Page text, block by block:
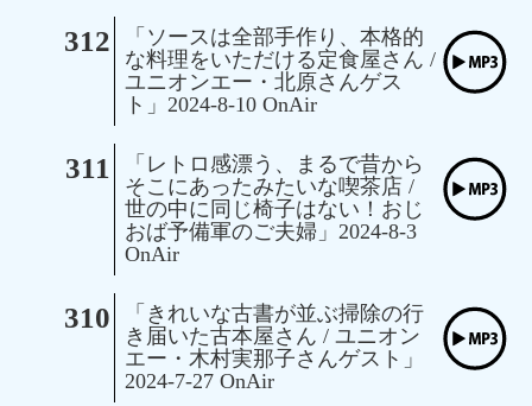
312
「ソースは全部手作り、本格的
な料理をいただける定食屋さん /
ユニオンエー・北原さんゲス
ト」2024-8-10 OnAir
311
「レトロ感漂う、まるで昔から
そこにあったみたいな喫茶店 /
世の中に同じ椅子はない！おじ
おば予備軍のご夫婦」2024-8-3
OnAir
310
「きれいな古書が並ぶ掃除の行
き届いた古本屋さん / ユニオン
エー・木村実那子さんゲスト」
2024-7-27 OnAir